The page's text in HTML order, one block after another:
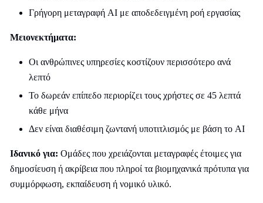
Γρήγορη μεταγραφή AI με αποδεδειγμένη ροή εργασίας
Μειονεκτήματα:
Οι ανθρώπινες υπηρεσίες κοστίζουν περισσότερο ανά
λεπτό
Το δωρεάν επίπεδο περιορίζει τους χρήστες σε 45 λεπτά
κάθε μήνα
Δεν είναι διαθέσιμη ζωντανή υποτιτλισμός με βάση το AI
Ιδανικό για: Ομάδες που χρειάζονται μεταγραφές έτοιμες για
δημοσίευση ή ακρίβεια που πληροί τα βιομηχανικά πρότυπα για
συμμόρφωση, εκπαίδευση ή νομικό υλικό.